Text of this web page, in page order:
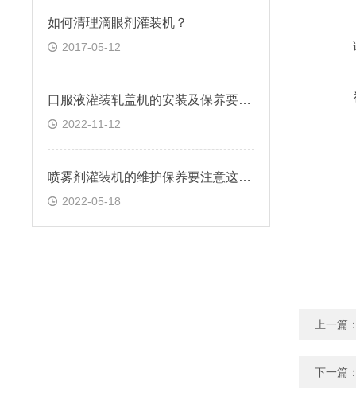
上一篇
下一篇
如何清理滴眼剂灌装机？
2017-05-12
口服液灌装轧盖机的安装及保养要注意以下几点
2022-11-12
喷雾剂灌装机的维护保养要注意这几点
2022-05-18